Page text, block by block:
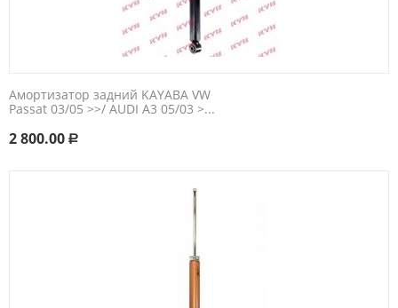
Амортизатор задний KAYABA VW
Passat 03/05 >>/ AUDI A3 05/03 >...
2 800.00 Р